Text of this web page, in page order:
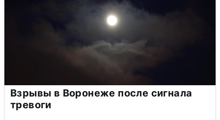
Взрывы в Воронеже после сигнала
тревоги